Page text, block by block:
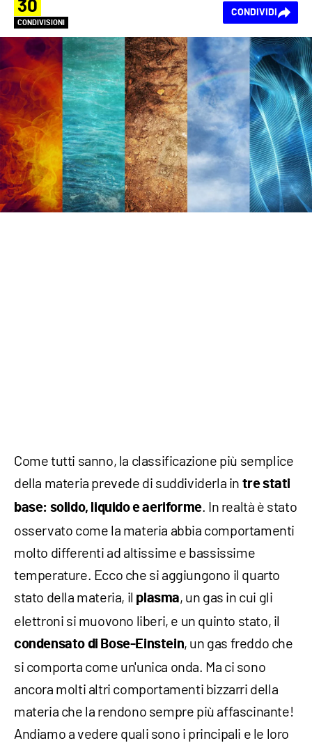
30
CONDIVISIONI
CONDIVIDI
Come tutti sanno, la classificazione più semplice
della materia prevede di suddividerla in tre stati
base: solido, liquido e aeriforme. In realtà è stato
osservato come la materia abbia comportamenti
molto differenti ad altissime e bassissime
temperature. Ecco che si aggiungono il quarto
stato della materia, il plasma, un gas in cui gli
elettroni si muovono liberi, e un quinto stato, il
condensato di Bose-Einstein, un gas freddo che
si comporta come un'unica onda. Ma ci sono
ancora molti altri comportamenti bizzarri della
materia che la rendono sempre più affascinante!
Andiamo a vedere quali sono i principali e le loro